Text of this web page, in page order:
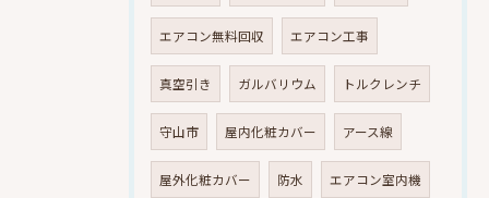
エアコン無料回収 エアコン工事
真空引き ガルバリウム トルクレンチ
守山市 屋内化粧カバー アース線
屋外化粧カバー 防水 エアコン室内機